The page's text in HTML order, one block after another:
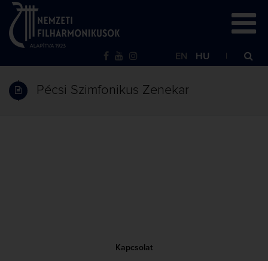
EN HU
Pécsi Szimfonikus Zenekar
Kapcsolat